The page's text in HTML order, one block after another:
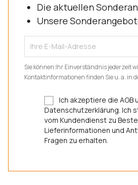
Die aktuellen
Unsere
Sie können Ihr Einverständnis jederzeit
Kontaktinformationen finden Sie u. a. in
Ich akzeptiere die AGB
Datenschutzerklärung. Ich
vom Kundendienst zu
Lieferinformationen und
Fragen zu erhalten.